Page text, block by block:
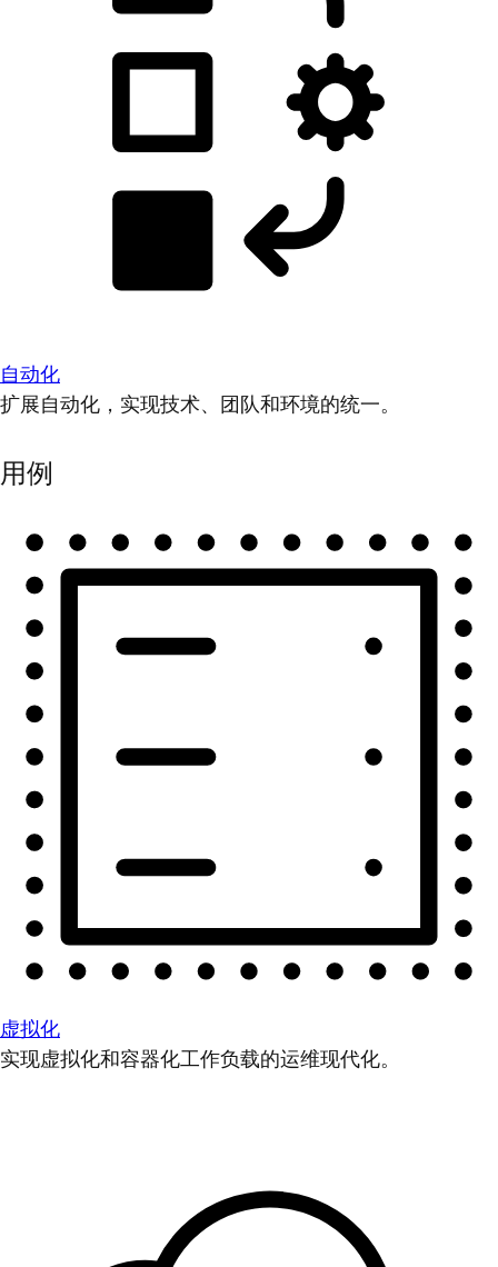
自动化
扩展自动化，实现技术、团队和环境的统一。
用例
虚拟化
实现虚拟化和容器化工作负载的运维现代化。